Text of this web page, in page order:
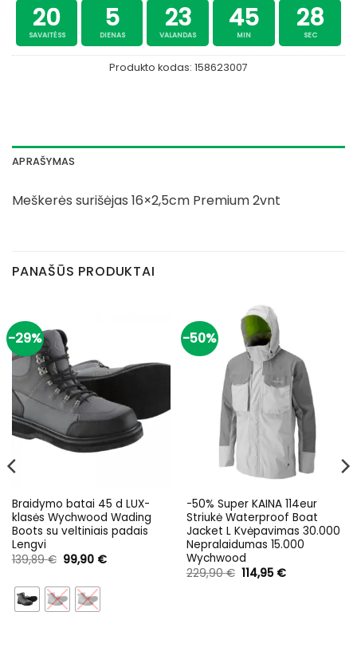
20
SAVAITĖSS
5
DIENAS
23
VALANDAS
45
MIN
28
SEC
Produkto kodas: 158623007
APRAŠYMAS
Meškerės surišėjas 16×2,5cm Premium 2vnt
PANAŠŪS PRODUKTAI
-29%
Braidymo batai 45 d LUX-
klasės Wychwood Wading
Boots su veltiniais padais
Lengvi
139,89€ Original
price
139,89 €.
99,90 €Current
-50%
-50% Super KAINA 114eur
Striukė Waterproof Boat
Jacket L Kvėpavimas 30.000
Nepralaidumas 15.000
Wychwood
229,90€ Original
price
114,95 €Current